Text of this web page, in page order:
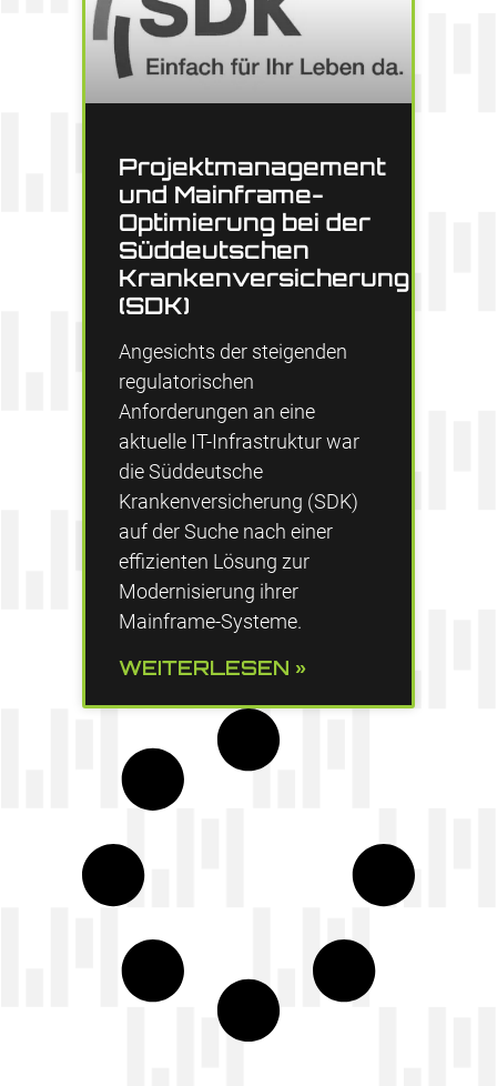
Projektmanagement
und Mainframe-
Optimierung bei der
Süddeutschen
Krankenversicherung
(SDK)
Angesichts der steigenden
regulatorischen
Anforderungen an eine
aktuelle IT-Infrastruktur war
die Süddeutsche
Krankenversicherung (SDK)
auf der Suche nach einer
effizienten Lösung zur
Modernisierung ihrer
Mainframe-Systeme.
WEITERLESEN »